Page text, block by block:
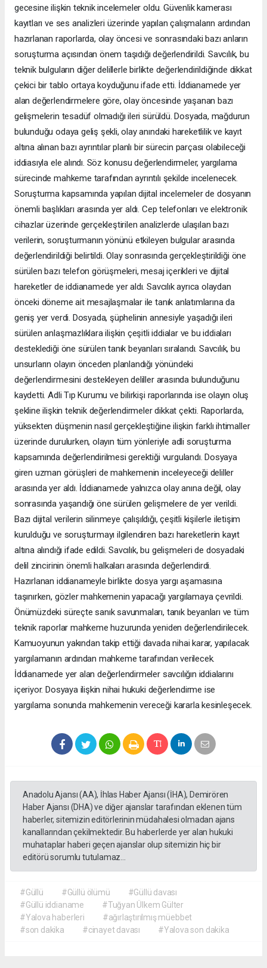
gecesine ilişkin teknik incelemeler oldu. Güvenlik kamerası
kayıtları ve ses analizleri üzerinde yapılan çalışmaların ardından
hazırlanan raporlarda, olay öncesi ve sonrasındaki bazı anların
soruşturma açısından önem taşıdığı değerlendirildi. Savcılık, bu
teknik bulguların diğer delillerle birlikte değerlendirildiğinde dikkat
çekici bir tablo ortaya koyduğunu ifade etti. İddianamede yer
alan değerlendirmelere göre, olay öncesinde yaşanan bazı
gelişmelerin tesadüf olmadığı ileri sürüldü. Dosyada, mağdurun
bulunduğu odaya geliş şekli, olay anındaki hareketlilik ve kayıt
altına alınan bazı ayrıntılar planlı bir sürecin parçası olabileceği
iddiasıyla ele alındı. Söz konusu değerlendirmeler, yargılama
sürecinde mahkeme tarafından ayrıntılı şekilde incelenecek.
Soruşturma kapsamında yapılan dijital incelemeler de dosyanın
önemli başlıkları arasında yer aldı. Cep telefonları ve elektronik
cihazlar üzerinde gerçekleştirilen analizlerde ulaşılan bazı
verilerin, soruşturmanın yönünü etkileyen bulgular arasında
değerlendirildiği belirtildi. Olay sonrasında gerçekleştirildiği öne
sürülen bazı telefon görüşmeleri, mesaj içerikleri ve dijital
hareketler de iddianamede yer aldı. Savcılık ayrıca olaydan
önceki döneme ait mesajlaşmalar ile tanık anlatımlarına da
geniş yer verdi. Dosyada, şüphelinin annesiyle yaşadığı ileri
sürülen anlaşmazlıklara ilişkin çeşitli iddialar ve bu iddiaları
desteklediği öne sürülen tanık beyanları sıralandı. Savcılık, bu
unsurların olayın önceden planlandığı yönündeki
değerlendirmesini destekleyen deliller arasında bulunduğunu
kaydetti. Adli Tıp Kurumu ve bilirkişi raporlarında ise olayın oluş
şekline ilişkin teknik değerlendirmeler dikkat çekti. Raporlarda,
yüksekten düşmenin nasıl gerçekleştiğine ilişkin farklı ihtimaller
üzerinde durulurken, olayın tüm yönleriyle adli soruşturma
kapsamında değerlendirilmesi gerektiği vurgulandı. Dosyaya
giren uzman görüşleri de mahkemenin inceleyeceği deliller
arasında yer aldı. İddianamede yalnızca olay anına değil, olay
sonrasında yaşandığı öne sürülen gelişmelere de yer verildi.
Bazı dijital verilerin silinmeye çalışıldığı, çeşitli kişilerle iletişim
kurulduğu ve soruşturmayı ilgilendiren bazı hareketlerin kayıt
altına alındığı ifade edildi. Savcılık, bu gelişmeleri de dosyadaki
delil zincirinin önemli halkaları arasında değerlendirdi.
Hazırlanan iddianameyle birlikte dosya yargı aşamasına
taşınırken, gözler mahkemenin yapacağı yargılamaya çevrildi.
Önümüzdeki süreçte sanık savunmaları, tanık beyanları ve tüm
teknik raporlar mahkeme huzurunda yeniden değerlendirilecek.
Kamuoyunun yakından takip ettiği davada nihai karar, yapılacak
yargılamanın ardından mahkeme tarafından verilecek.
İddianamede yer alan değerlendirmeler savcılığın iddialarını
içeriyor. Dosyaya ilişkin nihai hukuki değerlendirme ise
yargılama sonunda mahkemenin vereceği kararla kesinleşecek.
Anadolu Ajansı (AA), İhlas Haber Ajansı (İHA), Demirören
Haber Ajansı (DHA) ve diğer ajanslar tarafından eklenen tüm
haberler, sitemizin editörlerinin müdahalesi olmadan ajans
kanallarından çekilmektedir. Bu haberlerde yer alan hukuki
muhataplar haberi geçen ajanslar olup sitemizin hiç bir
editörü sorumlu tutulamaz...
#Güllü #Güllü ölümü
#Güllü davası
#Güllü iddianame
#Tuğyan Ülkem Gülter
#Yalova haberleri
#ağırlaştırılmış müebbet
#son dakika
#cinayet davası #Yalova son dakika